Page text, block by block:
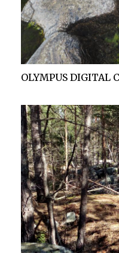
OLYMPUS DIGITAL